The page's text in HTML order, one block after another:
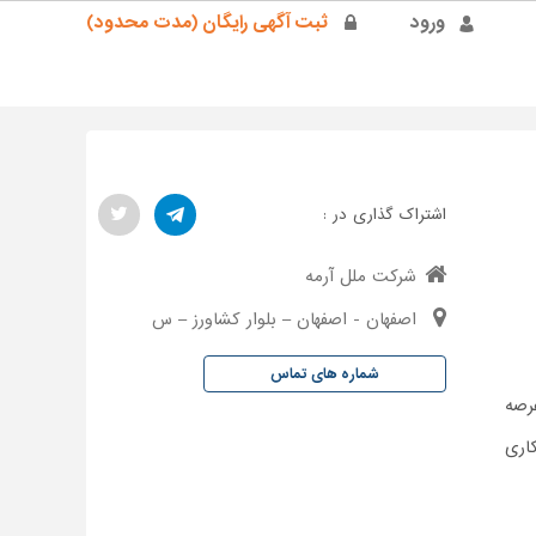
ورود ثبت آگهی رایگان (مدت محدود)
اشتراک گذاری در :
شرکت ملل آرمه
اصفهان - اصفهان – بلوار کشاورز – س
شماره های تماس